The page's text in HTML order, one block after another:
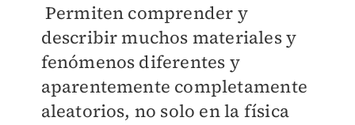
Permiten comprender y
describir muchos materiales y
fenómenos diferentes y
aparentemente completamente
aleatorios, no solo en la física